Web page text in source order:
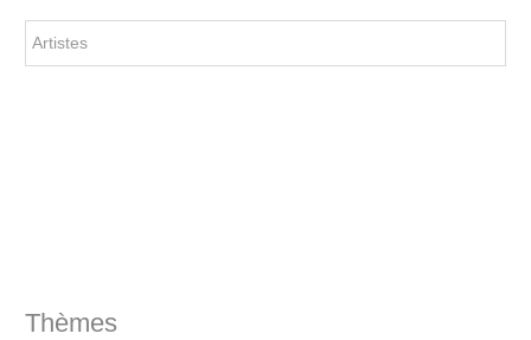
Thèmes
h
e